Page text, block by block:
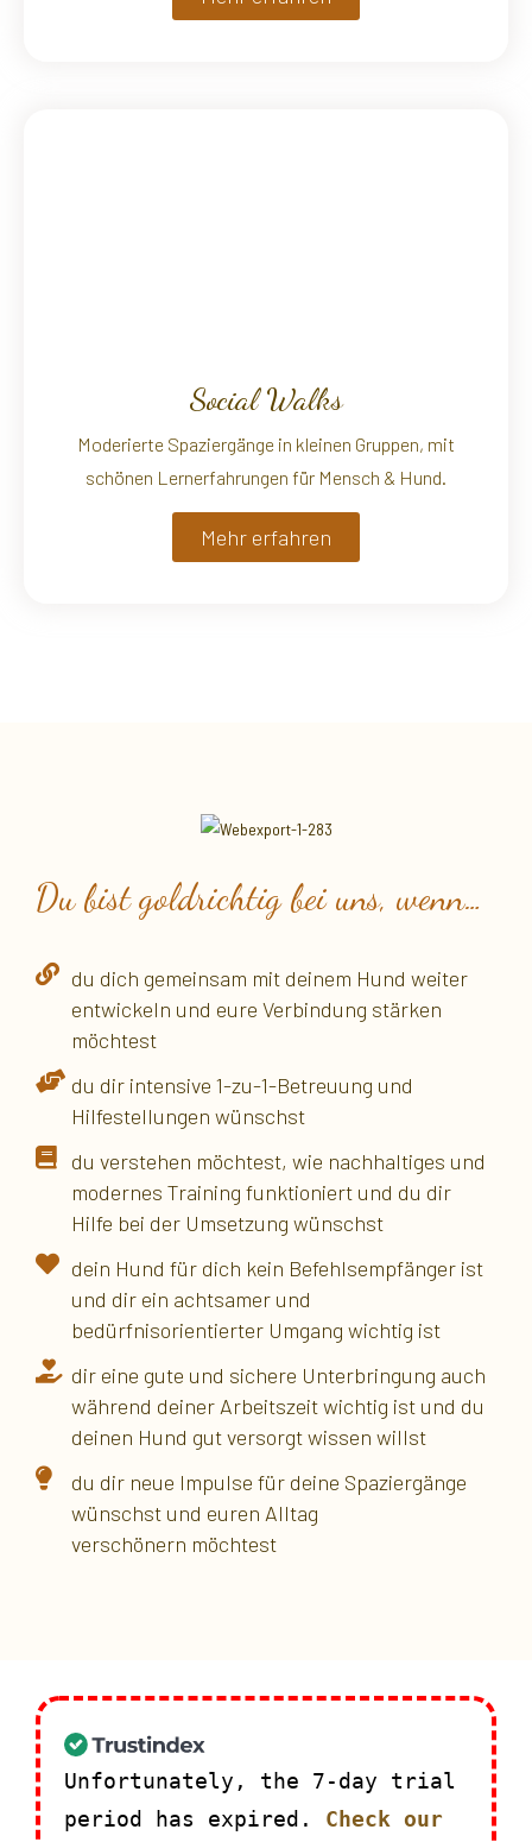
Social Walks
Moderierte Spaziergänge in kleinen Gruppen, mit
schönen Lernerfahrungen für Mensch & Hund.
Mehr erfahren
Du bist goldrichtig bei uns, wenn…
du dich gemeinsam mit deinem Hund weiter
entwickeln und eure Verbindung stärken
möchtest
du dir intensive 1-zu-1-Betreuung und
Hilfestellungen wünschst
du verstehen möchtest, wie nachhaltiges und
modernes Training funktioniert und du dir
Hilfe bei der Umsetzung wünschst
dein Hund für dich kein Befehlsempfänger ist
und dir ein achtsamer und
bedürfnisorientierter Umgang wichtig ist
dir eine gute und sichere Unterbringung auch
während deiner Arbeitszeit wichtig ist und du
deinen Hund gut versorgt wissen willst
du dir neue Impulse für deine Spaziergänge
wünschst und euren Alltag
verschönern möchtest
Unfortunately, the 7-day trial
period has expired. Check our